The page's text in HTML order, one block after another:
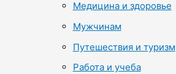
Медицина и здоровье
Мужчинам
Путешествия и туризм
Работа и учеба